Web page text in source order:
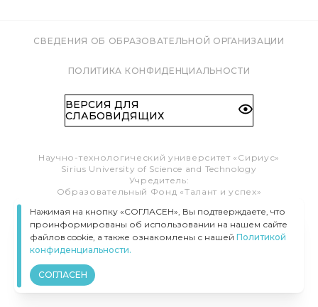
СВЕДЕНИЯ ОБ ОБРАЗОВАТЕЛЬНОЙ ОРГАНИЗАЦИИ
ПОЛИТИКА КОНФИДЕНЦИАЛЬНОСТИ
ВЕРСИЯ ДЛЯ
СЛАБОВИДЯЩИХ
Научно-технологический университет «Сириус»
Sirius University of Science and Technology
Учредитель:
Образовательный Фонд «Талант и успех»
Олимпийский пр-т, 1
Тел.: 8 (800) 100 41 55
info@siriusuniversity.ru
Нажимая на кнопку «СОГЛАСЕН», Вы подтверждаете, что
проинформированы об использовании на нашем сайте
файлов cookie, а также ознакомлены с нашей Политикой
конфиденциальности.
СОГЛАСЕН